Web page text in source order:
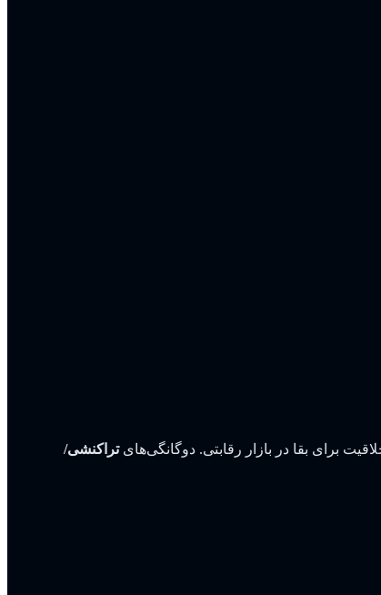
برای بقا در بازار رقابتی. دوگانگی‌هایتراکنشی/